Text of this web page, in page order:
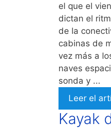
el que el
dictan el
de la
cabinas de
vez más a
naves
sonda y ...
Leer el
Kayak